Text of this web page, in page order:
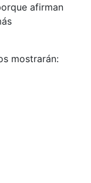
afirman
mostrarán: